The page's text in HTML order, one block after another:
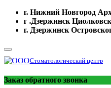
г. Нижний Новгород
г .Дзержинск
г. Дзержинск
Стоматологический центр
Заказ обратного звонка